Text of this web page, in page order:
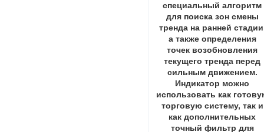
специальный алгоритм
для поиска зон смены
тренда на ранней
а также определения
точек возобновления
текущего тренда перед
сильным движением.
Индикатор можно
использовать как
торговую систему, так и
как дополнительных
точный фильтр для